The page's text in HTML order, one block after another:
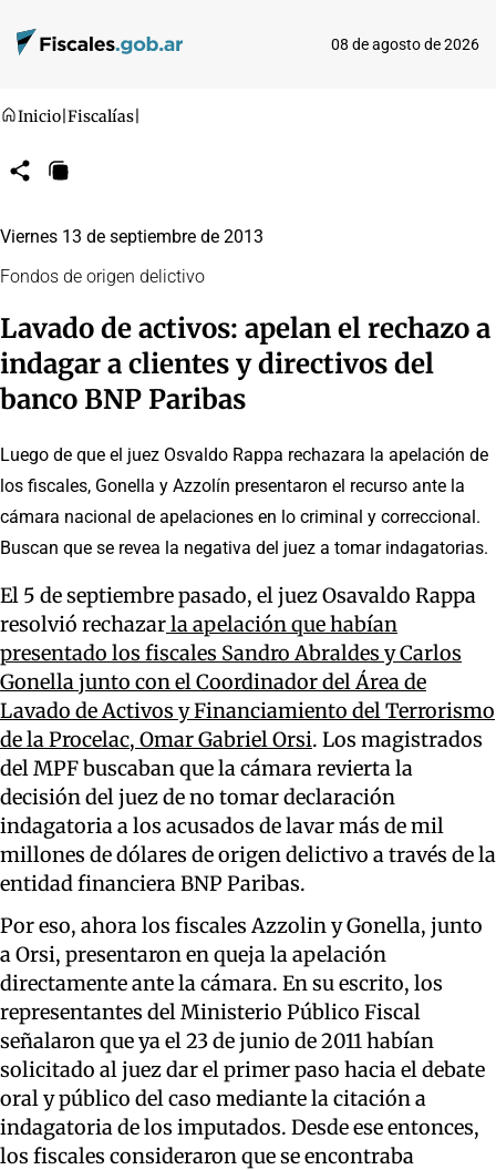
08 de agosto de 2026
Inicio Fiscalías
CompartirCopiar
Viernes 13 de septiembre de 2013
Fondos de origen delictivo
Lavado de activos: apelan el rechazo a
indagar a clientes y directivos del
banco BNP Paribas
Luego de que el juez Osvaldo Rappa rechazara la apelación de
los fiscales, Gonella y Azzolín presentaron el recurso ante la
cámara nacional de apelaciones en lo criminal y correccional.
Buscan que se revea la negativa del juez a tomar indagatorias.
El 5 de septiembre pasado, el juez Osavaldo Rappa
resolvió rechazarla apelación que habían
presentado los fiscales Sandro Abraldes y Carlos
Gonella junto con el Coordinador del Área de
Lavado de Activos y Financiamiento del Terrorismo
de la Procelac, Omar Gabriel Orsi. Los magistrados
del MPF buscaban que la cámara revierta la
decisión del juez de no tomar declaración
indagatoria a los acusados de lavar más de mil
millones de dólares de origen delictivo a través de la
entidad financiera BNP Paribas.
Por eso, ahora los fiscales Azzolin y Gonella, junto
a Orsi, presentaron en queja la apelación
directamente ante la cámara. En su escrito, los
representantes del Ministerio Público Fiscal
señalaron que ya el 23 de junio de 2011 habían
solicitado al juez dar el primer paso hacia el debate
oral y público del caso mediante la citación a
indagatoria de los imputados. Desde ese entonces,
los fiscales consideraron que se encontraba